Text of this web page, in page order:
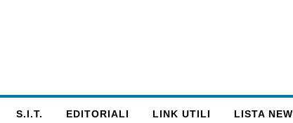
S.I.T. EDITORIALI LINK UTILI LISTA